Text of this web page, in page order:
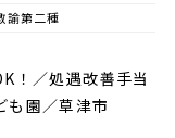
諭第二種
！／処遇改善手当
も園／草津市